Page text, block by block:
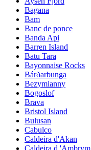
Bagana
Bam
Banc de ponce
Banda Api
Barren Island
Batu Tara
Bayonnaise Rocks
Bárðarbunga
Bezymianny
Bogoslof
Brava
Bristol Island
Bulusan
Cabulco
Caldeira d'Akan